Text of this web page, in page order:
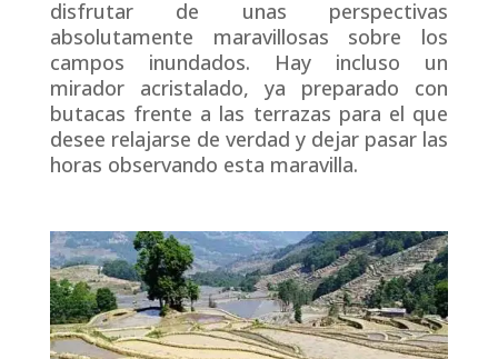
disfrutar de unas perspectivas
absolutamente maravillosas sobre los
campos inundados. Hay incluso un
mirador acristalado, ya preparado con
butacas frente a las terrazas para el que
desee relajarse de verdad y dejar pasar las
horas observando esta maravilla.